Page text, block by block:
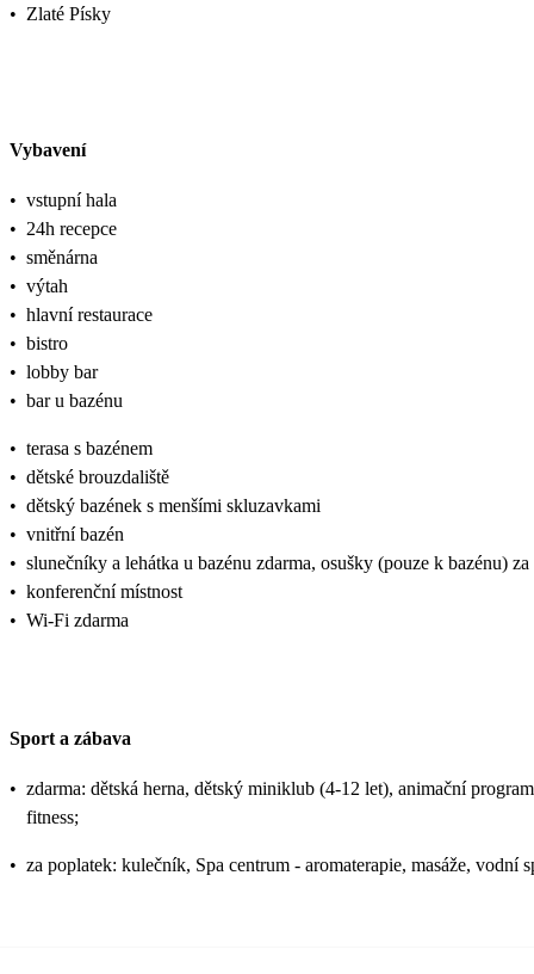
• Zlaté Písky
Vybavení
• vstupní hala
• 24h recepce
• směnárna
• výtah
• hlavní restaurace
• bistro
• lobby bar
• bar u bazénu
• terasa s bazénem
• dětské brouzdaliště
• dětský bazének s menšími skluzavkami
• vnitřní bazén
• slunečníky a lehátka u bazénu zdarma, osušky (pouze k bazénu)
• konferenční místnost
• Wi-Fi zdarma
Sport a zábava
• zdarma: dětská herna, dětský miniklub (4-12 let), animační
fitness;
• za poplatek: kulečník, Spa centrum - aromaterapie, masáže, vodní